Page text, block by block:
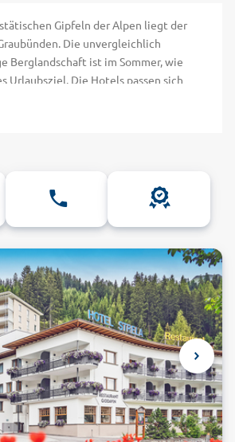
Gipfeln der Alpen liegt der
Die unvergleichlich
Berglandschaft ist im Sommer, wie
Urlaubsziel. Die Hotels passen sich
in die Landschaft ein und
abwechslungsreichem Flair. Von urig-
bei einem reichhaltigen Frühstück im
atemberaubenden Panoramablick auf
der Schweizer Alpen. Wer aktiv
starten Sie zu langen
die Schweizer Bergwelt. Für Wanderer
Kilometer gut ausgeschilderte
über schneebedeckte Berggipfel und
führen. Gleich hinter dem Hotel
als 4000 Kilometer Radrouten aller
Ob für anspruchsvolle Bergrouten oder
dank dem Radverleih im Hotel sind
ausgestattet. Auch ältere Gäste
E-Bikes mühelos die Gipfel der Alpen